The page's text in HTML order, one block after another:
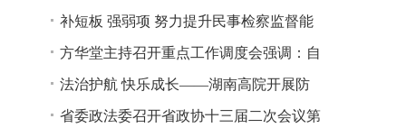
—— 省法院驻大坪村工作队、村“两委”干
部赴企参观学习调研
补短板 强弱项 努力提升民事检察监督能
力
方华堂主持召开重点工作调度会强调：自
我加压 砥砺奋进 推动工作更有成效 更加
出彩
法治护航 快乐成长——湖南高院开展防
欺凌、防性侵公益普法宣讲
省委政法委召开省政协十三届二次会议第